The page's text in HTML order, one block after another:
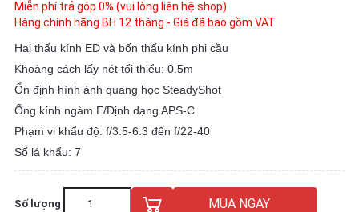
Miễn phí trả góp 0% (vui lòng liên hệ shop)
Hàng chính hãng BH 12 tháng - Giá đã bao gồm VAT
Hai thấu kính ED và bốn thấu kính phi cầu
Khoảng cách lấy nét tối thiểu: 0.5m
Ổn định hình ảnh quang học SteadyShot
Ống kính ngàm E/Định dạng APS-C
Phạm vi khẩu độ: f/3.5-6.3 đến f/22-40
Số lá khẩu: 7
Số lượng MUA NGAY